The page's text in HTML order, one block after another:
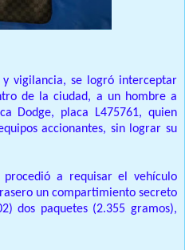
vigilancia, se logró interceptar
de la ciudad, a un hombre a
Dodge, placa L475761, quien
accionantes, sin lograr su
procedió a requisar el vehículo
un compartimiento secreto
dos paquetes (2.355 gramos),